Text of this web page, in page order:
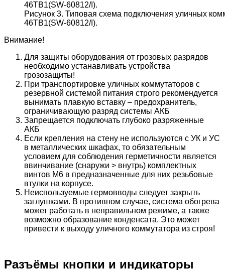
Рисунок 3. Типовая схема подключения уличных
46TB1(SW-60812/I).
Внимание!
Для защиты оборудования от грозовых разрядов
необходимо устанавливать устройства
грозозащиты!
При транспортировке уличных коммутаторов с
резервной системой питания строго рекомендуется
вынимать плавкую вставку – предохранитель,
ограничивающую разряд системы АКБ
Запрещается подключать глубоко разряженные
АКБ
Если крепления на стену не используются с УК и УС
в металлических шкафах, то обязательным
условием для соблюдения герметичности является
ввинчивание (снаружи > внутрь) комплектных
винтов М6 в предназначенные для них резьбовые
втулки на корпусе.
Неиспользуемые гермовводы следует закрыть
заглушками. В противном случае, система обогрева
может работать в неправильном режиме, а также
возможно образование конденсата. Это может
привести к выходу уличного коммутатора из строя!
Разъёмы кнопки и индикаторы